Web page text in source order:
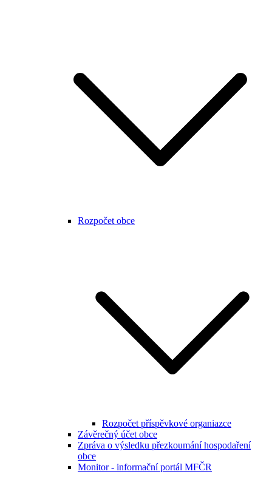
Rozpočet obce
Rozpočet příspěvkové organiazce
Závěrečný účet obce
Zpráva o výsledku přezkoumání hospodaření
obce
Monitor - informační portál MFČR